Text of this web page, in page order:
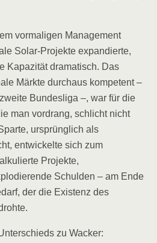
vormaligen Management
Solar-Projekte expandierte,
Kapazität dramatisch. Das
Märkte durchaus kompetent –
Bundesliga –, war für die
man vordrang, schlicht nicht
ursprünglich als
entwickelte sich zum
Projekte,
Schulden – am Ende
der die Existenz des
zu Wacker: